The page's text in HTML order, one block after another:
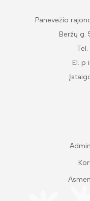
Panevėžio
Beržų g.
El. p